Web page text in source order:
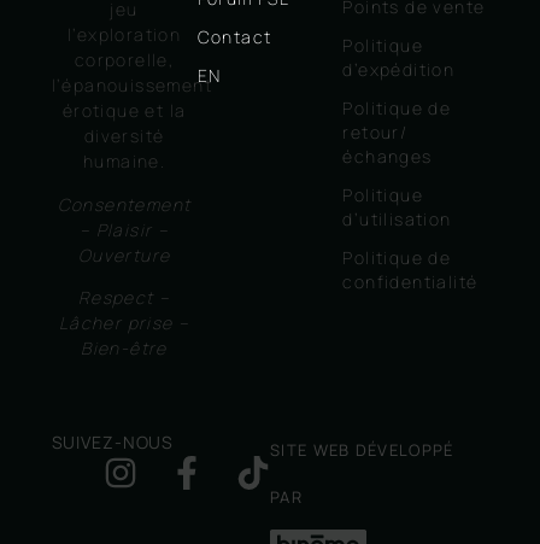
jeu
l’exploration
corporelle,
l’épanouissement
érotique et la
diversité
humaine.
Consentement
– Plaisir –
Ouverture
Respect –
Lâcher prise –
Bien-être
Contact
EN
Points de vente
Politique
d’expédition
Politique de
retour/
échanges
Politique
d’utilisation
Politique de
confidentialité
SUIVEZ-NOUS SITE WEB DÉVELOPPÉ
PAR